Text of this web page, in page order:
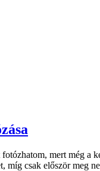
mert még a
míg csak először meg